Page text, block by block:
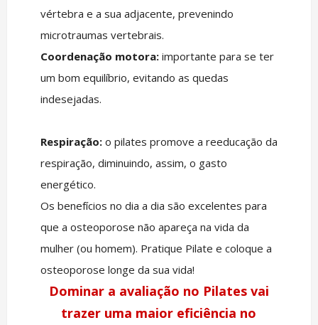
vértebra e a sua adjacente, prevenindo
microtraumas vertebrais.
Coordenação motora:importante para se ter
um bom equilíbrio, evitando as quedas
indesejadas.
Respiração: o pilates promove a reeducação da
respiração, diminuindo, assim, o gasto
energético.
Os benefícios no dia a dia são excelentes para
que a osteoporose não apareça na vida da
mulher (ou homem). Pratique Pilate e coloque a
osteoporose longe da sua vida!
Dominar a avaliação no Pilates vai
trazer uma maior eficiência no